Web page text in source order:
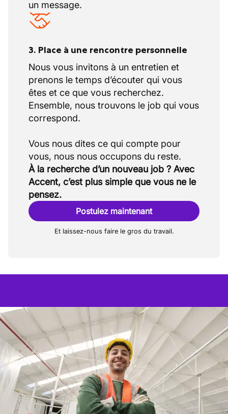
un message.
3. Place à une rencontre personnelle
Nous vous invitons à un entretien et
prenons le temps d’écouter qui vous
êtes et ce que vous recherchez.
Ensemble, nous trouvons le job qui vous
correspond.
Vous nous dites ce qui compte pour
À la recherche d’un nouveau job ? Avec
Accent, c’est plus simple que vous ne le
pensez.
Postulez maintenant
Et laissez-nous faire le gros du travail.